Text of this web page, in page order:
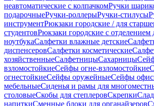
неавтоматические с колпачкомРучки
подарочныеРучки-роллерыРучки-стилусы
инструментРюкзаки городские / для
студентовРюкзаки городские с отделением
ноутбукаСалфетки влажные детские
диспенсеровСалфетки косметические
хозяйственныеСалфетницыСахарницы
взломостойкиеСейфы огне-взломостойкие
огнестойкиеСейфы оружейныеСейфы
мебельныеСиденья и рамы для
столовыеСкобы для степлеровСкрепки
напиткиСменные блоки для органайзеров